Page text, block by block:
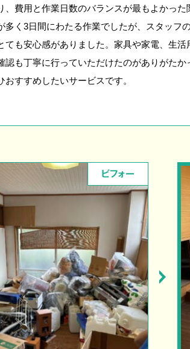
、費用と作業日数のバランスが最もよかっ
多く3日間にわたる作業でしたが、スタッフ
ても安心感がありました。家具や家電、生
認も丁寧に行っていただけたのがありがた
おすすめしたいサービスです。
ビフォー